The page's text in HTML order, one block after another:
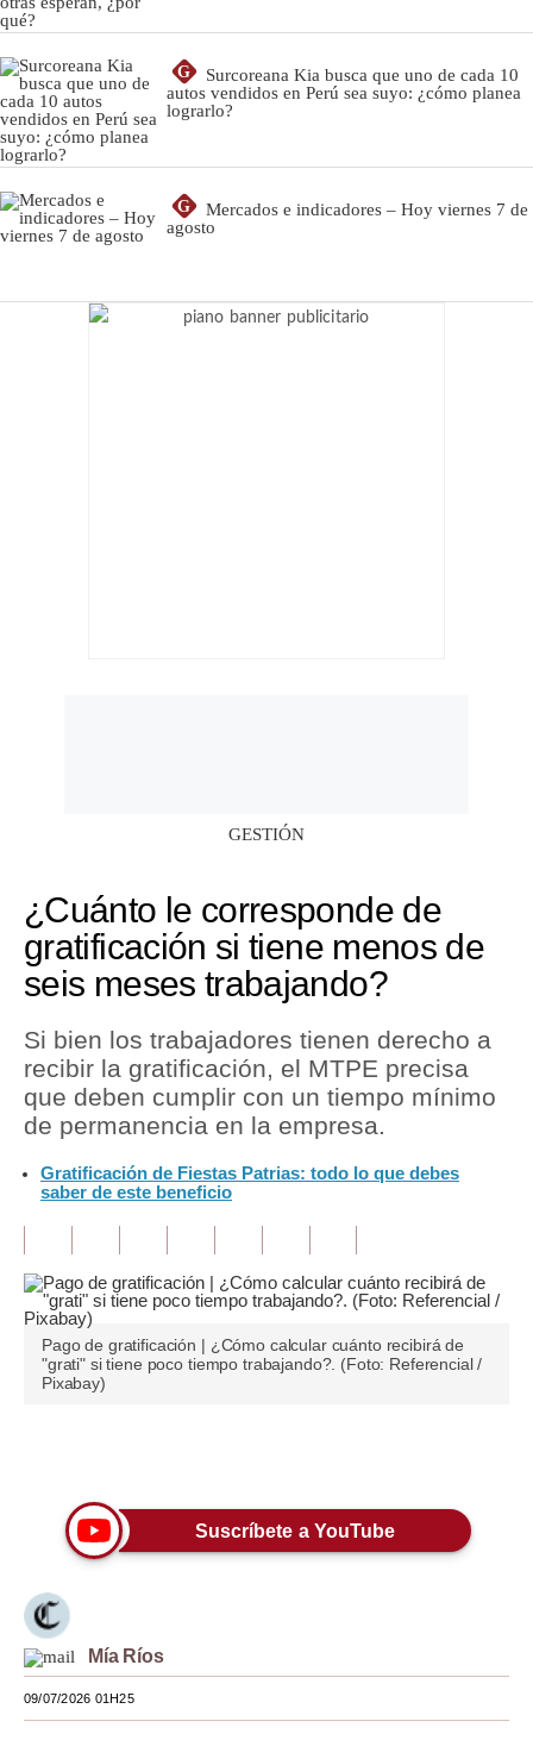
G
Surcoreana Kia busca que uno de cada 10
autos vendidos en Perú sea suyo: ¿cómo planea
lograrlo?
G
Mercados e indicadores – Hoy viernes 7 de
agosto